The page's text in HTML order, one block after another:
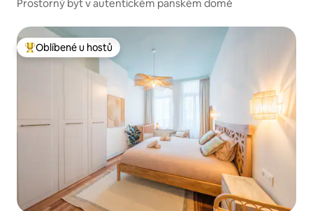
Prostorný byt v autentickém panském domě
Nejlepší v kategorii Oblíbené u hostů
Oblíbené u hostů